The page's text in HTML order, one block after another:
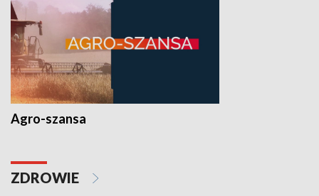
Agro-szansa
ZDROWIE